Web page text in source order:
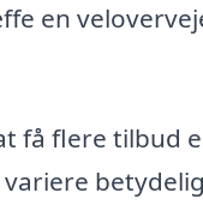
en
få flere tilbud